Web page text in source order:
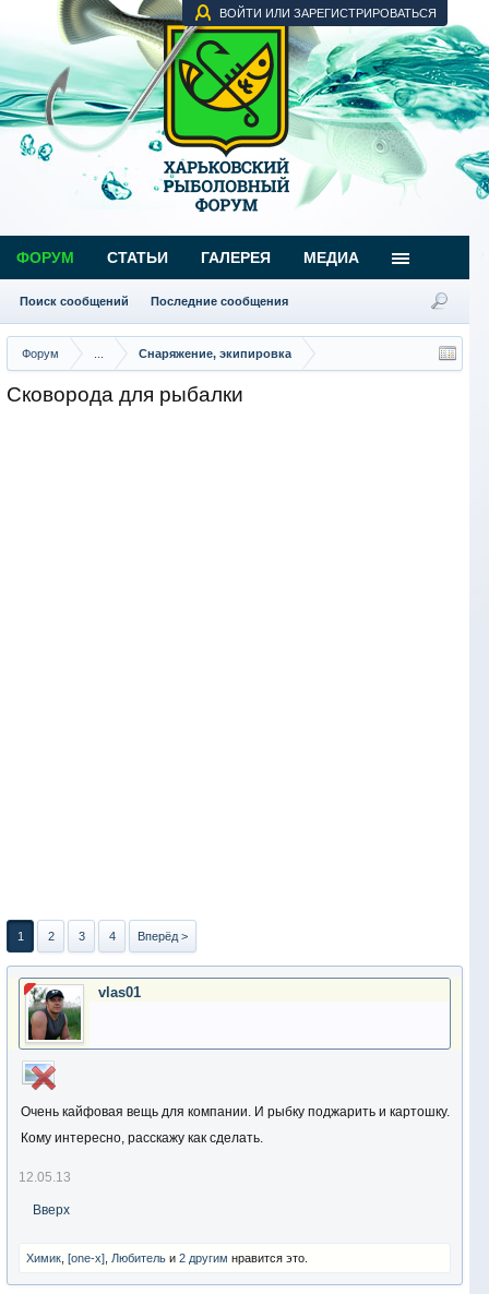
ВОЙТИ ИЛИ ЗАРЕГИСТРИРОВАТЬСЯ
Форум Снаряжение, экипировка
Сковорода для рыбалки
1 2 3 4 Вперёд >
vlas01
Очень кайфовая вещь для компании. И рыбку поджарить и картошку.
Кому интересно, расскажу как сделать.
12.05.13
Вверх
Химик [one-x] Любитель и 2 другим нравится это.
ФОРУМ
Поиск сообщений Последние сообщения
СТАТЬИ ГАЛЕРЕЯ МЕДИА